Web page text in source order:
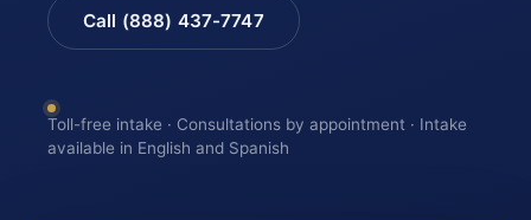
Call (888) 437-7747
Toll-free intake · Consultations by appointment · Intake
available in English and Spanish